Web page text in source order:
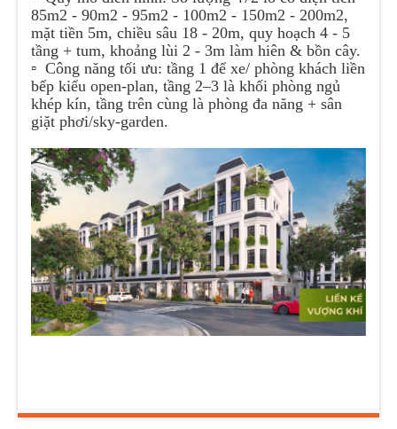
85m2 - 90m2 - 95m2 - 100m2 - 150m2 - 200m2,
mặt tiền 5m, chiều sâu 18 - 20m, quy hoạch 4 - 5
tầng + tum, khoảng lùi 2 - 3m làm hiên & bồn cây.
▫️ Công năng tối ưu: tầng 1 để xe/ phòng khách liền
bếp kiểu open-plan, tầng 2–3 là khối phòng ngủ
khép kín, tầng trên cùng là phòng đa năng + sân
giặt phơi/sky-garden.